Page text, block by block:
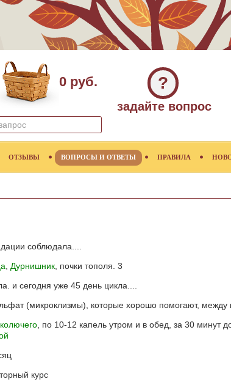
0 руб. ?
задайте вопрос
ОТЗЫВЫ ВОПРОСЫ И ОТВЕТЫ ПРАВИЛА
соблюдала....
Дурнишник , почки тополя. 3
и сегодня уже 45 день цикла....
(микроклизмы), которые хорошо помогают, между
, по 10-12 капель утром и в обед, за 30
курс